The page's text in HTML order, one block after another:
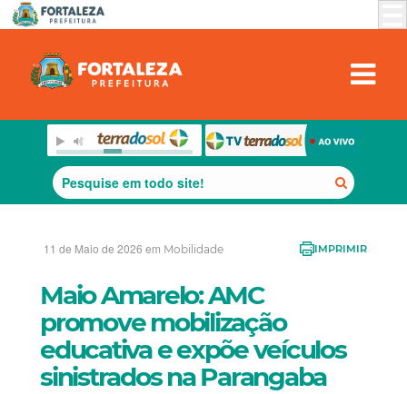
11 de Maio de 2026 em Mobilidade IMPRIMIR
Maio Amarelo: AMC
promove mobilização
educativa e expõe veículos
sinistrados na Parangaba